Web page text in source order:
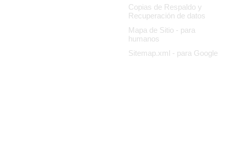
Copias de Respaldo y
Recuperación de datos
Mapa de Sitio - para
humanos
Sitemap.xml - para Google